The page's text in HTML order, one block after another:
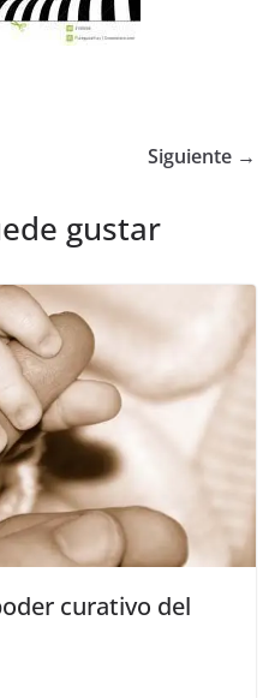
Siguiente →
gustar
curativo del